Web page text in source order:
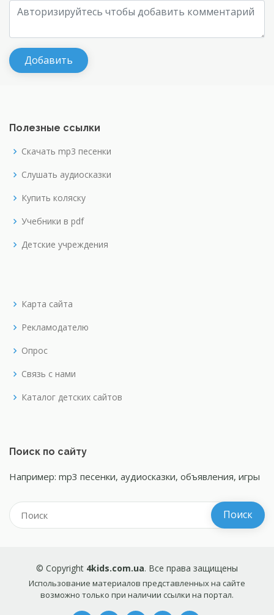
Полезные ссылки
Скачать mp3 песенки
Слушать аудиосказки
Купить коляску
Учебники в pdf
Детские учреждения
Карта сайта
Рекламодателю
Опрос
Связь с нами
Каталог детских сайтов
Поиск по сайту
Например: mp3 песенки, аудиосказки, объявления, игры
© Copyright 4kids.com.ua. Все права защищены
Использование материалов представленных на сайте
возможно только при наличии ссылки на портал.